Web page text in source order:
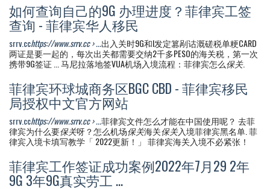
如何查询自己的9G 办理进度？菲律宾工签
查询 - 菲律宾华人移民
srrv.cchttps://www.srrv.cc › ...出入关时9G和I发定篡剐诂溉磋税单粳CARD
两证是要一起的，每次出关都需要交纳2千多PESO的海关税，第一次
携带9G签证 ... 马尼拉落地签VUA机场入境流程：菲律宾怎么保关.
菲律宾环球城商务区BGC CBD - 菲律宾移民
局授权中文官方网站
srrv.cchttps://www.srrv.cc › ...菲律宾文件怎么才能在中国使用呢？ 去菲
律宾为什么要保关呀？怎么机场保关海关保关入境菲律宾黑名单. 菲
律宾入境卡填写教学「 2022更新！」 菲律宾海关入境不必紧张！
菲律宾工作签证成功案例2022年7月29 2年
9G 3年9G真实劳工 ...